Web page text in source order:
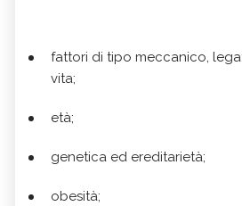
fattori di tipo meccanico,
vita;
età;
genetica ed ereditarietà;
obesità;